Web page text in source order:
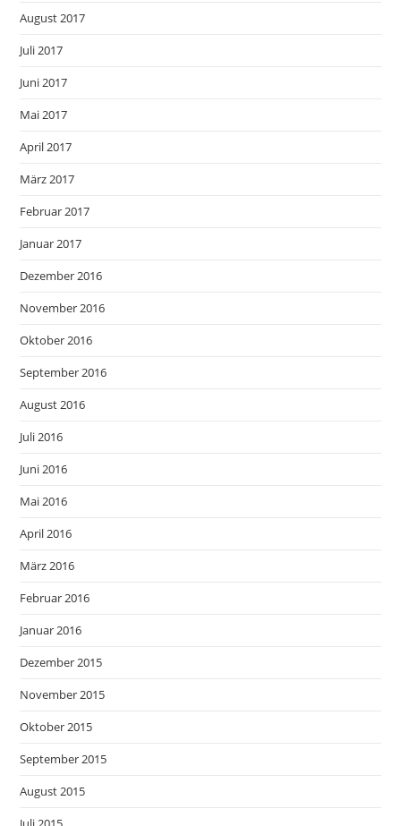
August 2017
Juli 2017
Juni 2017
Mai 2017
April 2017
März 2017
Februar 2017
Januar 2017
Dezember 2016
November 2016
Oktober 2016
September 2016
August 2016
Juli 2016
Juni 2016
Mai 2016
April 2016
März 2016
Februar 2016
Januar 2016
Dezember 2015
November 2015
Oktober 2015
September 2015
August 2015